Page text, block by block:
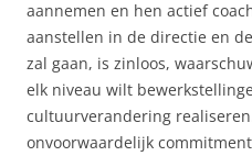
aannemen en hen actief
aanstellen in de directie en
zal gaan, is zinloos,
elk niveau wilt
cultuurverandering
onvoorwaardelijk